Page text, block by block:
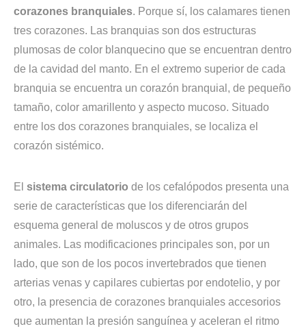
corazones branquiales. Porque sí, los calamares tienen
tres corazones. Las branquias son dos estructuras
plumosas de color blanquecino que se encuentran dentro
de la cavidad del manto. En el extremo superior de cada
branquia se encuentra un corazón branquial, de pequeño
tamaño, color amarillento y aspecto mucoso. Situado
entre los dos corazones branquiales, se localiza el
corazón sistémico.
El sistema circulatorio de los cefalópodos presenta una
serie de características que los diferenciarán del
esquema general de moluscos y de otros grupos
animales. Las modificaciones principales son, por un
lado, que son de los pocos invertebrados que tienen
arterias venas y capilares cubiertas por endotelio, y por
otro, la presencia de corazones branquiales accesorios
que aumentan la presión sanguínea y aceleran el ritmo